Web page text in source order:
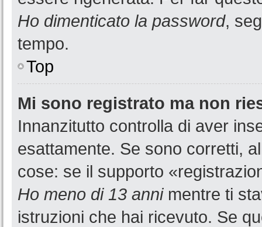
Ho dimenticato la password,
tempo.
Top
Mi sono registrato ma non
Innanzitutto controlla di aver
esattamente. Se sono corretti,
cose: se il supporto
Ho meno di 13 annimentre ti
istruzioni che hai ricevuto. Se